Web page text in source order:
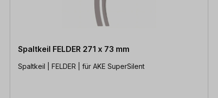
Spaltkeil FELDER 271 x 73 mm
Spaltkeil | FELDER | für AKE SuperSilent